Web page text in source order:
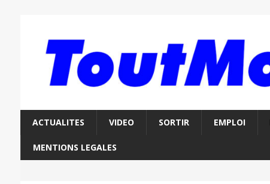
ACTUALITES VIDEO SORTIR EMPLOI
MENTIONS LEGALES